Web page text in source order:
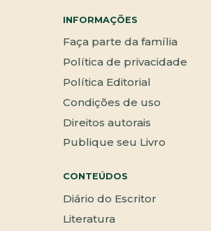
INFORMAÇÕES
Faça parte da família
Política de privacidade
Política Editorial
Condições de uso
Direitos autorais
Publique seu Livro
CONTEÚDOS
Diário do Escritor
Literatura